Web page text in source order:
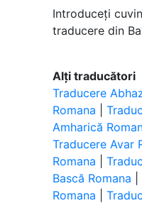
Introduceți
traducere din
Alți traducători
Traducere
Romana |
Amharică
Traducere Avar
Romana |
Bască Romana |
Romana |